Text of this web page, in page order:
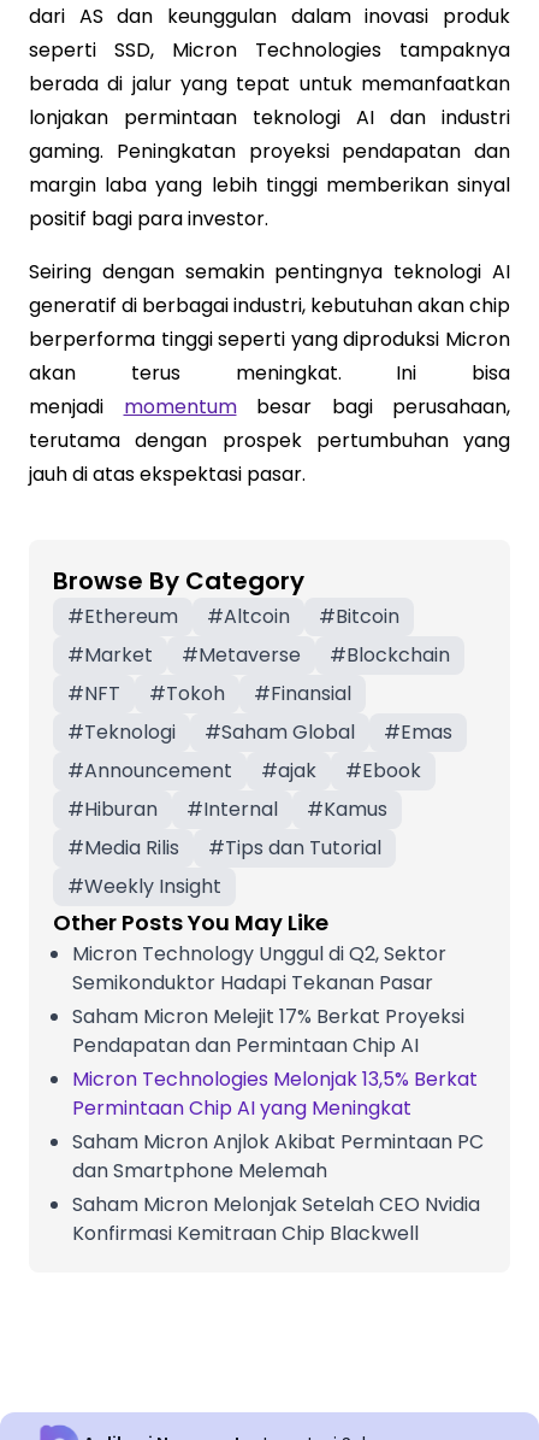
dari AS dan keunggulan dalam inovasi produk
seperti SSD, Micron Technologies tampaknya
berada di jalur yang tepat untuk memanfaatkan
lonjakan permintaan teknologi AI dan industri
gaming. Peningkatan proyeksi pendapatan dan
margin laba yang lebih tinggi memberikan sinyal
positif bagi para investor.
Seiring dengan semakin pentingnya teknologi AI
generatif di berbagai industri, kebutuhan akan chip
berperforma tinggi seperti yang diproduksi Micron
akan terus meningkat. Ini bisa
menjadi momentumbesar bagi perusahaan,
terutama dengan prospek pertumbuhan yang
jauh di atas ekspektasi pasar.
Browse By Category
#Ethereum #Altcoin #Bitcoin
#Market #Metaverse #Blockchain
#NFT #Tokoh #Finansial
#Teknologi #Saham Global #Emas
#Announcement #ajak #Ebook
#Hiburan #Internal #Kamus
#Media Rilis #Tips dan Tutorial
#Weekly Insight
Other Posts You May Like
Micron Technology Unggul di Q2, Sektor
Semikonduktor Hadapi Tekanan Pasar
Saham Micron Melejit 17% Berkat Proyeksi
Pendapatan dan Permintaan Chip AI
Micron Technologies Melonjak 13,5% Berkat
Permintaan Chip AI yang Meningkat
Saham Micron Anjlok Akibat Permintaan PC
dan Smartphone Melemah
Saham Micron Melonjak Setelah CEO Nvidia
Konfirmasi Kemitraan Chip Blackwell